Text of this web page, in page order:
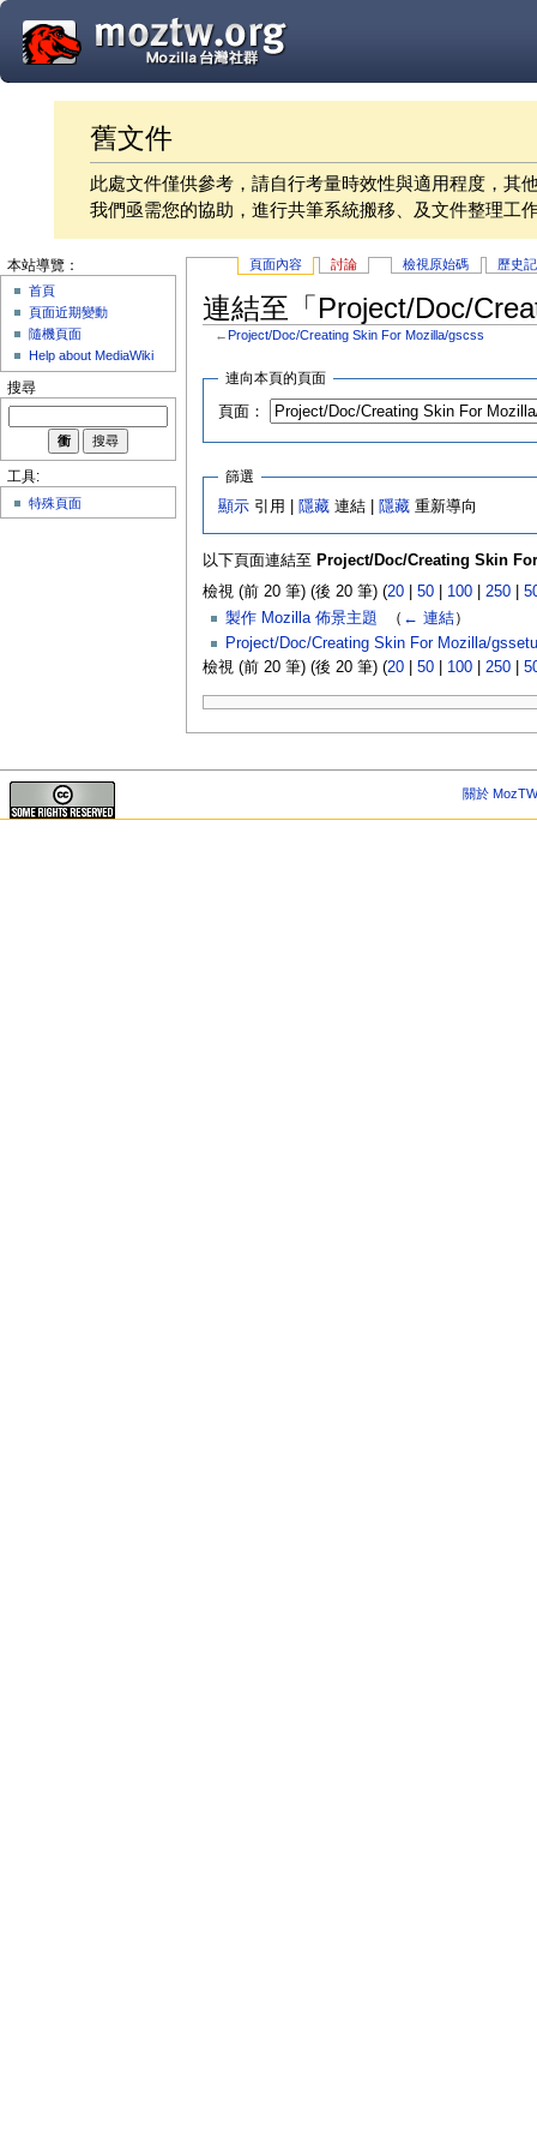
舊文件
此處文件僅供參考，請自行考量時效性與適用程度，其
我們亟需您的協助，進行共筆系統搬移、及文件整理工
頁面內容 討論 檢視原始碼 歷史
連結至「Project/Doc/
← Project/Doc/Creating Skin For Mozilla/gscss
連向本頁的頁面
頁面：
篩選
顯示 引用 | 隱藏 連結 | 隱藏 重新導向
以下頁面連結至 Project/Doc/Creating Skin
檢視 (前 20 筆) (後 20 筆) (20| 50| 100| 250|
製作 Mozilla 佈景主題
（ ← 連結）
Project/Doc/Creating Skin For Mozilla/
檢視 (前 20 筆) (後 20 筆) (20| 50| 100| 250|
本站導覽：
首頁
頁面近期變動
隨機頁面
Help about MediaWiki
搜尋
工具:
特殊頁面
關於